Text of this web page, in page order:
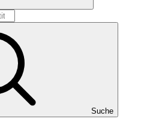
Suche